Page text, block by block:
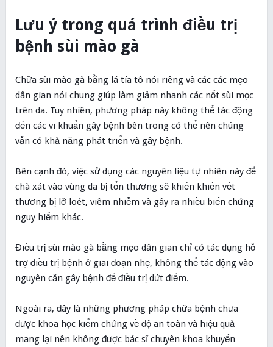
Lưu ý trong quá trình điều trị
bệnh sùi mào gà
Chữa sùi mào gà bằng lá tía tô nói riêng và các các mẹo
dân gian nói chung giúp làm giảm nhanh các nốt sùi mọc
trên da. Tuy nhiên, phương pháp này không thể tác động
đến các vi khuẩn gây bệnh bên trong có thể nên chúng
vẫn có khả năng phát triển và gây bệnh.
Bên cạnh đó, việc sử dụng các nguyên liệu tự nhiên này để
chà xát vào vùng da bị tổn thương sẽ khiến khiến vết
thương bị lở loét, viêm nhiễm và gây ra nhiều biến chứng
nguy hiểm khác.
Điều trị sùi mào gà bằng mẹo dân gian chỉ có tác dụng hỗ
trợ điều trị bệnh ở giai đoạn nhẹ, không thể tác động vào
nguyên căn gây bệnh để điều trị dứt điểm.
Ngoài ra, đây là những phương pháp chữa bệnh chưa
được khoa học kiểm chứng về độ an toàn và hiệu quả
mang lại nên không được bác sĩ chuyên khoa khuyến